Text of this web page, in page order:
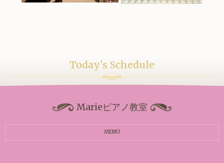
Today's Schedule
Marieピアノ教室
MENU